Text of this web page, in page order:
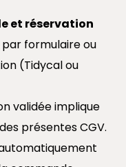
et réservation
par formulaire ou
(Tidycal ou
validée implique
présentes CGV.